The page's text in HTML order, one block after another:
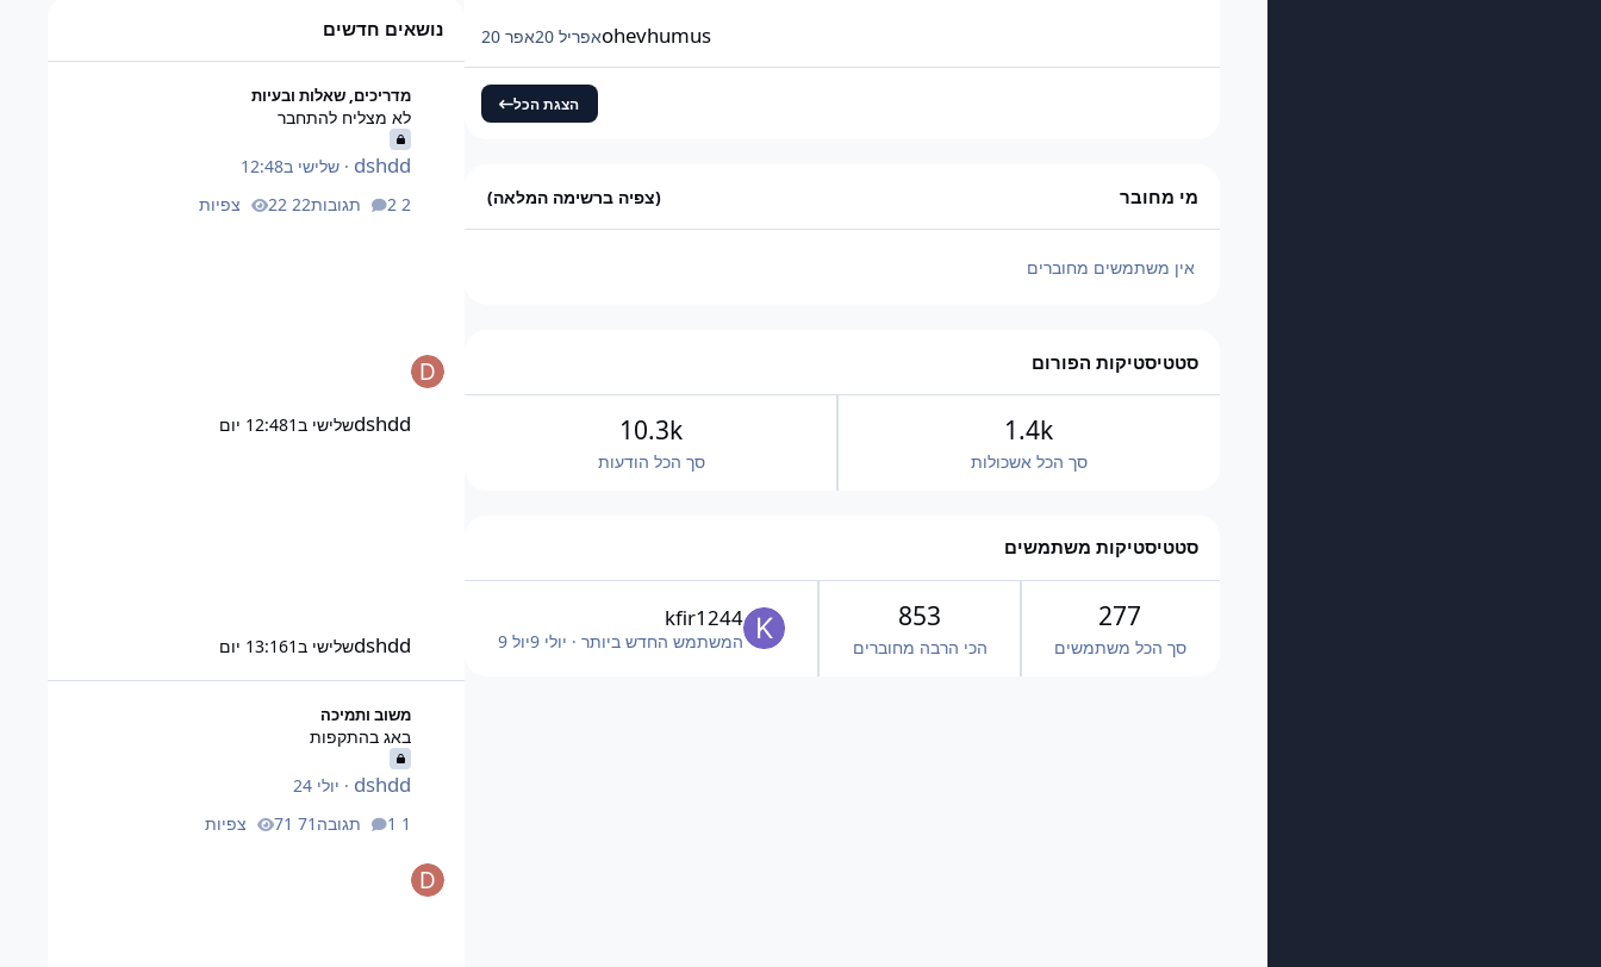
ohevhumusאפריל 20 אפר 20
הצגת הכל
מי מחובר (צפיה ברשימה המלאה)
אין משתמשים מחוברים
סטטיסטיקות הפורום
סך הכל אשכולות
1.4k
סך הכל הודעות
10.3k
סטטיסטיקות משתמשים
277
סך הכל משתמשים
853
הכי הרבה מחוברים
kfir1244
המשתמש החדש ביותר · יולי 9 יול 9
נושאים חדשים
לא מצליח להתחבר
מדריכים, שאלות ובעיות
לא מצליח להתחבר
dshdd
· שלישי ב12:48
2 תגובות
22 צפיות
dshddשלישי ב12:481 יום
dshddשלישי ב13:161 יום
משוב ותמיכה
באג בהתקפות
dshdd
· יולי 24
1 תגובה
71 צפיות